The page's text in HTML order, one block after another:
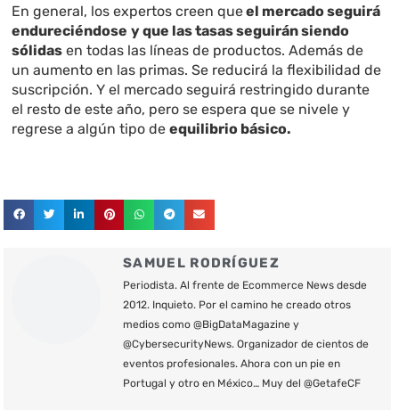
En general, los expertos creen queel mercado seguirá
endureciéndose y que las tasas seguirán siendo
sólidas en todas las líneas de productos. Además de
un aumento en las primas. Se reducirá la flexibilidad de
suscripción. Y el mercado seguirá restringido durante
el resto de este año, pero se espera que se nivele y
regrese a algún tipo deequilibrio básico.
SAMUEL RODRÍGUEZ
Periodista. Al frente de Ecommerce News desde
2012. Inquieto. Por el camino he creado otros
medios como @BigDataMagazine y
@CybersecurityNews. Organizador de cientos de
eventos profesionales. Ahora con un pie en
Portugal y otro en México… Muy del @GetafeCF